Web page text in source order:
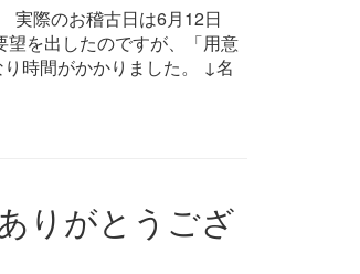
実際のお稽古日は6月12日
望を出したのですが、「用意
時間がかかりました。 ↓名
りがとうござ